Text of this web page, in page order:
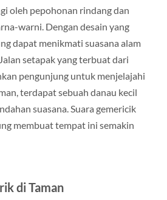
oleh pepohonan rindang dan
warni. Dengan desain yang
dapat menikmati suasana alam
setapak yang terbuat dari
pengunjung untuk menjelajahi
terdapat sebuah danau kecil
suasana. Suara gemericik
membuat tempat ini semakin
di Taman